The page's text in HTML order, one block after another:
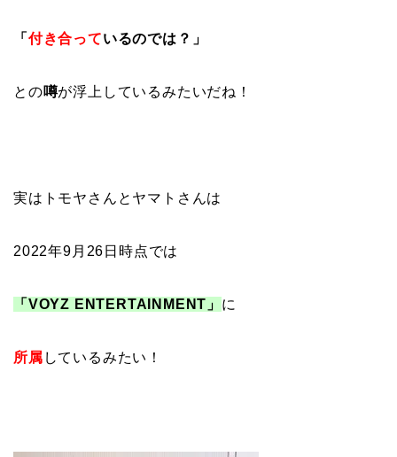
「 付き合っているのでは？」
との噂が浮上しているみたいだね！
実はトモヤさんとヤマトさんは
2022年9月26日時点では
「VOYZ ENTERTAINMENT」 に
所属 しているみたい！